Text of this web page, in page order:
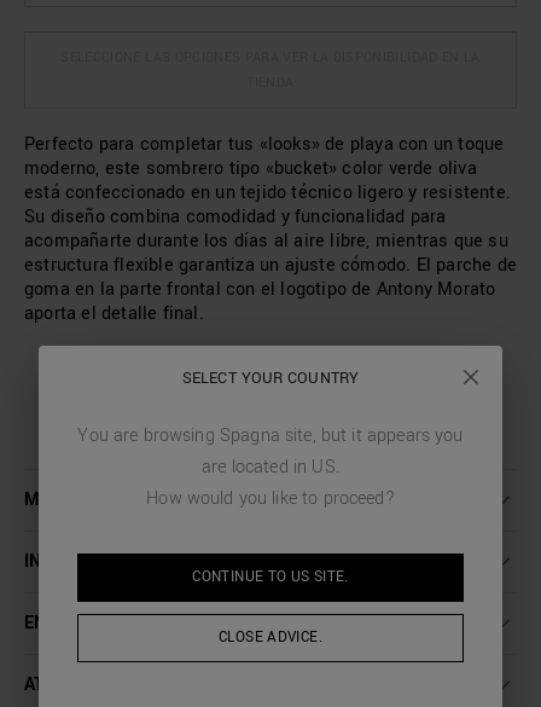
Perfecto para completar tus «looks» de playa con un toque
moderno, este sombrero tipo «bucket» color verde oliva
está confeccionado en un tejido técnico ligero y resistente.
Su diseño combina comodidad y funcionalidad para
acompañarte durante los días al aire libre, mientras que su
estructura flexible garantiza un ajuste cómodo. El parche de
goma en la parte frontal con el logotipo de Antony Morato
aporta el detalle final.
MÁS INFORMACIÓN
INSTRUCCIONES DE LAVADO
ENVÍO Y DEVOLUCIONES
ATENCIÓN AL CLIENTE
SELECT YOUR COUNTRY
You are browsing Spagna site, but it appears you
are located in US.
How would you like to proceed?
CONTINUE TO US SITE.
CLOSE ADVICE.